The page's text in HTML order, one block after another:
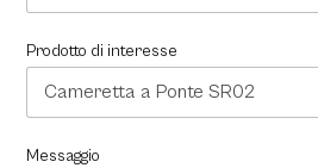
Prodotto di interesse
Messaggio